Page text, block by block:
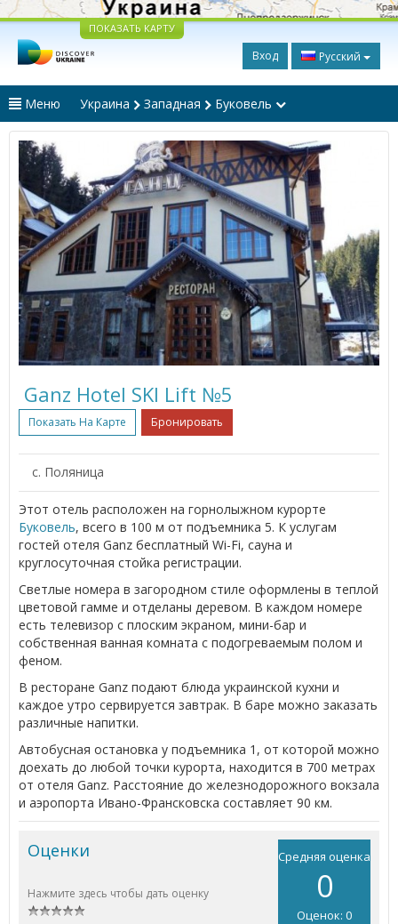
ПОКАЗАТЬ КАРТУ
Вход Русский
Меню Украина Западная Буковель
Ganz Hotel SKI Lift №5
Показать На Карте Бронировать
с. Поляница
Этот отель расположен на горнолыжном курорте
Буковель, всего в 100 м от подъемника 5. К услугам
гостей отеля Ganz бесплатный Wi-Fi, сауна и
круглосуточная стойка регистрации.
Светлые номера в загородном стиле оформлены в теплой
цветовой гамме и отделаны деревом. В каждом номере
есть телевизор с плоским экраном, мини-бар и
собственная ванная комната с подогреваемым полом и
феном.
В ресторане Ganz подают блюда украинской кухни и
каждое утро сервируется завтрак. В баре можно заказать
различные напитки.
Автобусная остановка у подъемника 1, от которой можно
доехать до любой точки курорта, находится в 700 метрах
от отеля Ganz. Расстояние до железнодорожного вокзала
и аэропорта Ивано-Франсковска составляет 90 км.
Средняя оценка
0
Оценок: 0
Оценки
Нажмите здесь чтобы дать оценку